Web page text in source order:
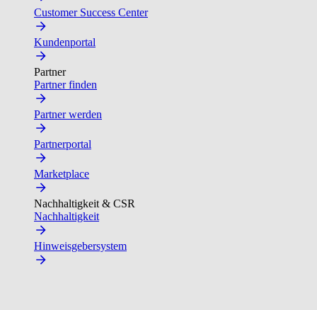
Customer Success Center
Kundenportal
Partner
Partner finden
Partner werden
Partnerportal
Marketplace
Nachhaltigkeit & CSR
Nachhaltigkeit
Hinweisgebersystem